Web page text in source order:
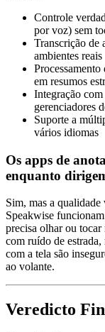
Controle
por voz) sem
Transcrição de
ambientes reais
em resumos
Integração
gerenciadores
Suporte a
vários idiomas
Os apps de
enquanto
Sim, mas a
Speakwise
precisa olhar ou
com ruído de
com a tela são
ao volante.
Veredicto